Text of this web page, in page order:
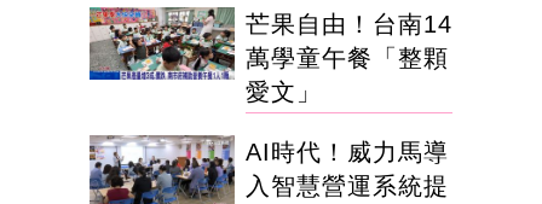
芒果自由！台南14
萬學童午餐「整顆
愛文」
AI時代！威力馬導
入智慧營運系統提